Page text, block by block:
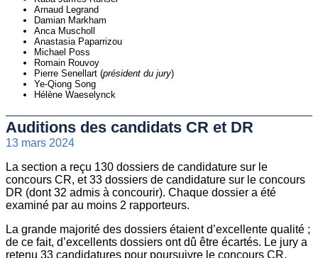
Arnaud Legrand
Damian Markham
Anca Muscholl
Anastasia Paparrizou
Michael Poss
Romain Rouvoy
Pierre Senellart (président du jury)
Ye-Qiong Song
Hélène Waeselynck
Auditions des candidats CR et DR
13 mars 2024
La section a reçu 130 dossiers de candidature sur le
concours CR, et 33 dossiers de candidature sur le concours
DR (dont 32 admis à concourir). Chaque dossier a été
examiné par au moins 2 rapporteurs.
La grande majorité des dossiers étaient d’excellente qualité ;
de ce fait, d’excellents dossiers ont dû être écartés. Le jury a
retenu 33 candidatures pour poursuivre le concours CR,